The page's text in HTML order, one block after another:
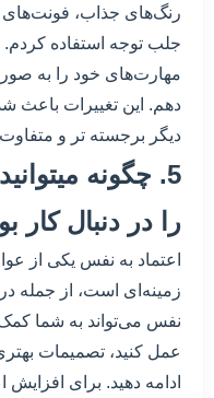
رنگ‌های جذاب، فونت‌های
جلب توجه استفاده کردم.
مهارت‌های خود را به
دهم. این تغییرات باعث
دیگر برجسته تر و
5. چگونه
را در دنبال کار
اعتماد به نفس یکی از
زمینه‌ای است، از جمله
نفس می‌تواند به شما
عمل کنید، تصمیمات
ادامه دهید. برای افزایش